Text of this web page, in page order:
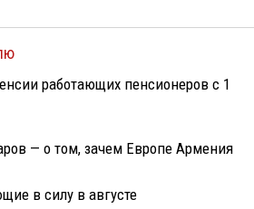
работающих пенсионеров с 1
— о том, зачем Европе Армения
в силу в августе